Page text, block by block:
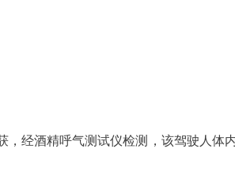
，经酒精呼气测试仪检测，该驾驶人体